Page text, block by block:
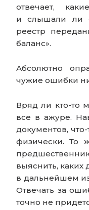
отвечает,
и слышали ли
реестр
баланс».
Абсолютно
чужие ошибки
Вряд ли кто-то
все в ажуре.
документов,
физически. То
выяснить, каких
в дальнейшем
Отвечать за
точно не